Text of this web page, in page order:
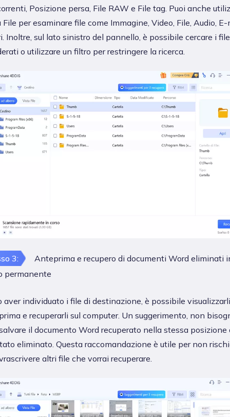
Posizione persa, File RAW e File tag. Puoi anche
per esaminare file come Immagine, Video, File, Audio, E-
Inoltre, sul lato sinistro del pannello, è possibile cercare i file
o utilizzare un filtro per restringere la ricerca.
3:
Anteprima e recupero di documenti Word eliminati
permanente
aver individuato i file di destinazione, è possibile
e recuperarli sul computer. Un suggerimento, non
il documento Word recuperato nella stessa posizione
eliminato. Questa raccomandazione è utile per non
altri file che vorrai recuperare.